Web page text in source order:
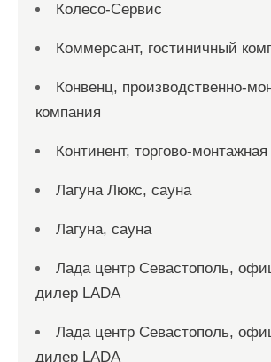
Колесо-Сервис
Коммерсант, гостиничный
Конвенц, производственно-
компания
Континент, торгово-
Лагуна Люкс, сауна
Лагуна, сауна
Лада центр Севастополь,
дилер LADA
Лада центр Севастополь,
дилер LADA